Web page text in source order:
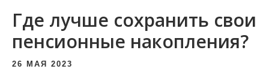
Где лучше сохранить свои
пенсионные накопления?
26 МАЯ 2023